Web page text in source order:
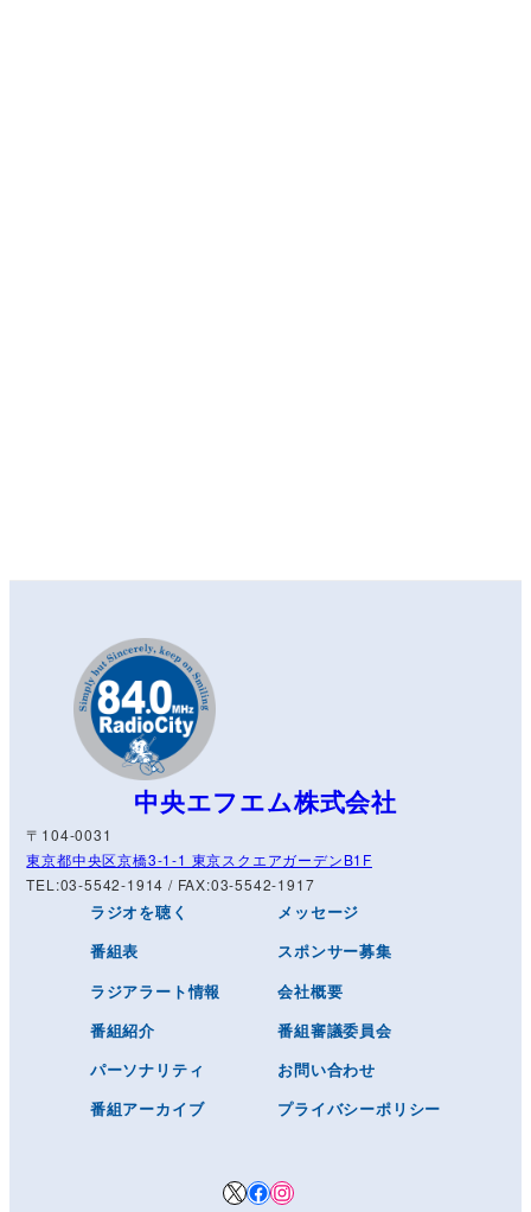
中央エフエム株式会社
〒104-0031
東京都中央区京橋3-1-1 東京スクエアガーデンB1F
TEL:03-5542-1914 / FAX:03-5542-1917
ラジオを聴く
番組表
ラジアラート情報
番組紹介
パーソナリティ
番組アーカイブ
メッセージ
スポンサー募集
会社概要
番組審議委員会
お問い合わせ
プライバシーポリシー
XFacebook
Instagram